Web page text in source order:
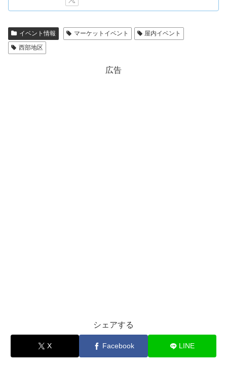
イベント情報 マーケットイベント
屋内イベント
西部地区
広告
シェアする
X Facebook LINE